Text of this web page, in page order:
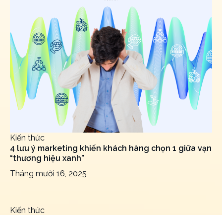
Kiến thức
4 lưu ý marketing khiến khách hàng chọn 1 giữa vạn
“thương hiệu xanh”
Tháng mười 16, 2025